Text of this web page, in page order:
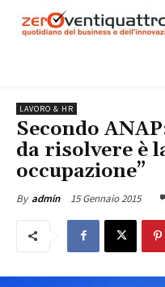
LAVORO & HR
Secondo
da risolvere è
occupazione”
By admin 15 Gennaio 2015